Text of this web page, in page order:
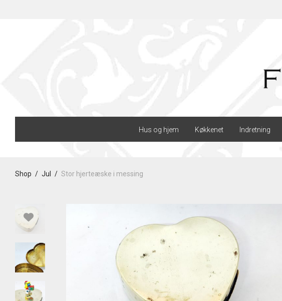
Hus og hjem Køkkenet Indretning
Shop / Jul / Stor hjerteæske i messing